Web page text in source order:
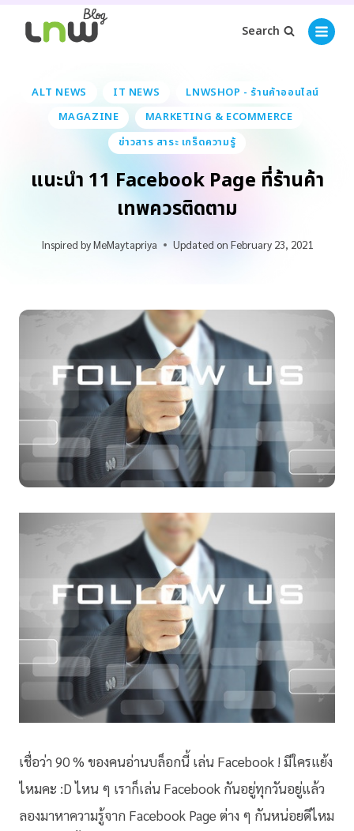
Search
ALT NEWS IT NEWS
LNWSHOP - ร้านค้าออนไลน์
MAGAZINE
MARKETING & ECOMMERCE
ข่าวสาร สาระ เกร็ดความรู้
แนะนำ 11 Facebook Page ที่ร้านค้า
เทพควรติดตาม
Inspired byMeMaytapriya Updated on February 23, 2021
เชื่อว่า 90 % ของคนอ่านบล็อกนี้ เล่น Facebook ! มีใครแย้ง
ไหมคะ :D ไหน ๆ เราก็เล่น Facebook กันอยู่ทุกวันอยู่แล้ว
ลองมาหาความรู้จาก Facebook Page ต่าง ๆ กันหน่อยดีไหม